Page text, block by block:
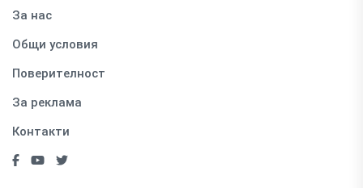
За нас
Общи условия
Поверителност
За реклама
Контакти